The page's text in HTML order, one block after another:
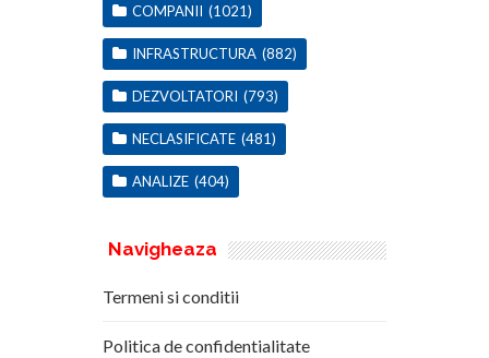
COMPANII (1021)
INFRASTRUCTURA (882)
DEZVOLTATORI (793)
NECLASIFICATE (481)
ANALIZE (404)
Navigheaza
Termeni si conditii
Politica de confidentialitate